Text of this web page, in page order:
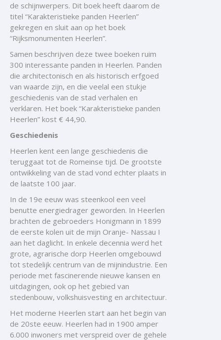
de schijnwerpers. Dit boek heeft daarom de
titel “Karakteristieke panden Heerlen”
gekregen en sluit aan op het boek
“Rijksmonumenten Heerlen”.
Samen beschrijven deze twee boeken ruim
300 interessante panden in Heerlen. Panden
die architectonisch en als historisch erfgoed
van waarde zijn, en die veelal een stukje
geschiedenis van de stad verhalen en
verklaren. Het boek “Karakteristieke panden
Heerlen” kost € 44,90.
Geschiedenis
Heerlen kent een lange geschiedenis die
teruggaat tot de Romeinse tijd. De grootste
ontwikkeling van de stad vond echter plaats in
de laatste 100 jaar.
In de 19e eeuw was steenkool een veel
benutte energiedrager geworden. In Heerlen
brachten de gebroeders Honigmann in 1899
de eerste kolen uit de mijn Oranje- Nassau I
aan het daglicht. In enkele decennia werd het
grote, agrarische dorp Heerlen omgebouwd
tot stedelijk centrum van de mijnindustrie. Een
periode met fascinerende nieuwe kansen en
uitdagingen, ook op het gebied van
stedenbouw, volkshuisvesting en architectuur.
Het moderne Heerlen start aan het begin van
de 20ste eeuw. Heerlen had in 1900 amper
6.000 inwoners met verspreid over de gehele